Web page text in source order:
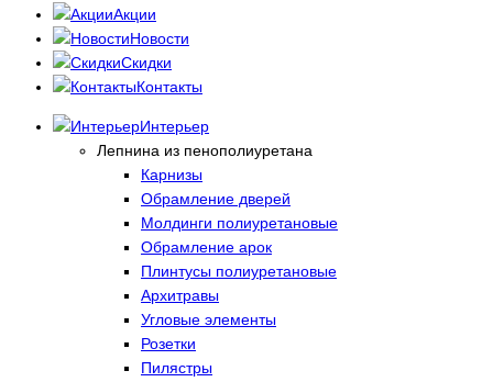
Акции
Новости
Скидки
Контакты
Интерьер
Лепнина из пенополиуретана
Карнизы
Обрамление дверей
Молдинги полиуретановые
Обрамление арок
Плинтусы полиуретановые
Архитравы
Угловые элементы
Розетки
Пилястры